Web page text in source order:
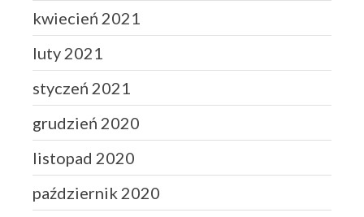
kwiecień 2021
luty 2021
styczeń 2021
grudzień 2020
listopad 2020
październik 2020